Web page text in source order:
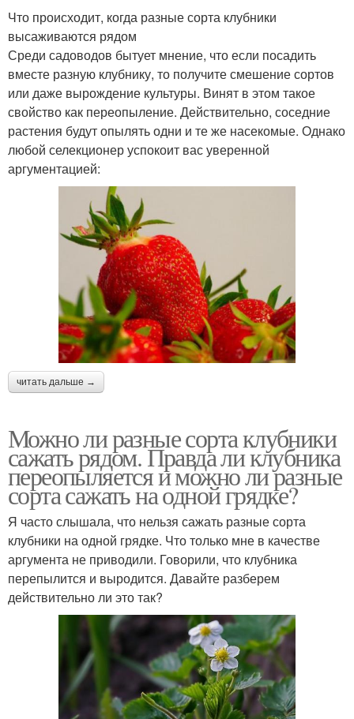
Что происходит, когда разные сорта клубники
высаживаются рядом
Среди садоводов бытует мнение, что если посадить
вместе разную клубнику, то получите смешение сортов
или даже вырождение культуры. Винят в этом такое
свойство как переопыление. Действительно, соседние
растения будут опылять одни и те же насекомые. Однако
любой селекционер успокоит вас уверенной
аргументацией:
читать дальше →
Можно ли разные сорта клубники
сажать рядом. Правда ли клубника
переопыляется и можно ли разные
сорта сажать на одной грядке?
Я часто слышала, что нельзя сажать разные сорта
клубники на одной грядке. Что только мне в качестве
аргумента не приводили. Говорили, что клубника
перепылится и выродится. Давайте разберем
действительно ли это так?